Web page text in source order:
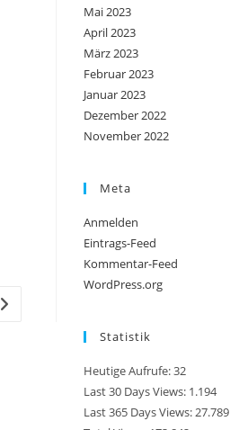
Gehe zur nächsten Seite
Mai 2023
April 2023
März 2023
Februar 2023
Januar 2023
Dezember 2022
November 2022
Meta
Anmelden
Eintrags-Feed
Kommentar-Feed
WordPress.org
Statistik
Heutige Aufrufe:32
Last 30 Days Views: 1.194
Last 365 Days Views:27.789